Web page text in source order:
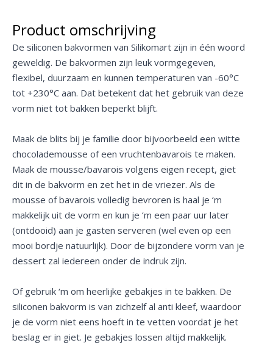
Product omschrijving
De siliconen bakvormen van Silikomart zijn in één woord
geweldig. De bakvormen zijn leuk vormgegeven,
flexibel, duurzaam en kunnen temperaturen van -60°C
tot +230°C aan. Dat betekent dat het gebruik van deze
vorm niet tot bakken beperkt blijft.
Maak de blits bij je familie door bijvoorbeeld een witte
chocolademousse of een vruchtenbavarois te maken.
Maak de mousse/bavarois volgens eigen recept, giet
dit in de bakvorm en zet het in de vriezer. Als de
mousse of bavarois volledig bevroren is haal je ‘m
makkelijk uit de vorm en kun je ‘m een paar uur later
(ontdooid) aan je gasten serveren (wel even op een
mooi bordje natuurlijk). Door de bijzondere vorm van je
dessert zal iedereen onder de indruk zijn.
Of gebruik ‘m om heerlijke gebakjes in te bakken. De
siliconen bakvorm is van zichzelf al anti kleef, waardoor
je de vorm niet eens hoeft in te vetten voordat je het
beslag er in giet. Je gebakjes lossen altijd makkelijk.